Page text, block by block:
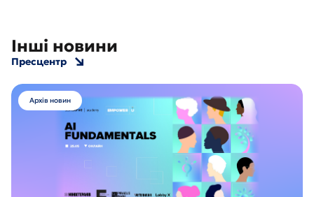
Інші новини
Пресцентр
Архів новин